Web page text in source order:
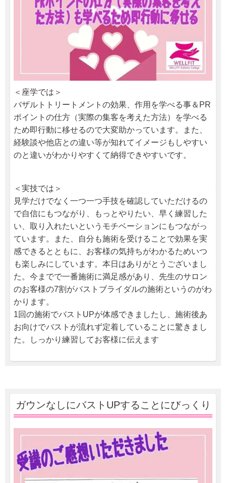
＜座学では＞
バザルトトリートメントの効果、作用を学べる事＆PR
ポイントの仕方（実際の集客を考えた方法）を学べる
ため即行動に移せるので大変助かっています。また、
経験談や他店との違い等が知れてイメージもしやすい
のと違いがわかりやすくて納得できやすいです。
＜実技では＞
見学だけでなく一つ一つ手技を確認していただけるの
で自信にもつながり、もっとやりたい、早く練習した
い、取り入れたいというモチベーションにもつながっ
ています。また、自分も施術を受けることで効果を実
感できるとともに、お客様の気持ちがわかるためいつ
も楽しみにしています。本日はありがとうございまし
た。今までで一番施術に満足感があり、先生のサロン
のお客様の7割がバストブライダルの施術というのがわ
かります。
1回の施術でバストUPが体感できましたし、施術後あ
お向けでバストが流れず定着していることに驚きまし
た。しっかり練習してお客様に伝えます
ガウンなしにバストUPすることにびっくり